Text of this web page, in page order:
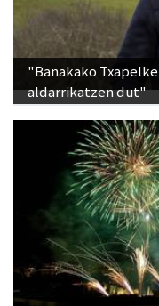
"Banakako
aldarrikatzen dut"